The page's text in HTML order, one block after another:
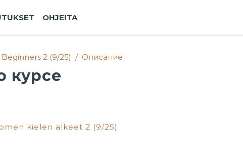
OHJEITA
2 (9/25) Описание
курсе
kielen alkeet 2 (9/25)